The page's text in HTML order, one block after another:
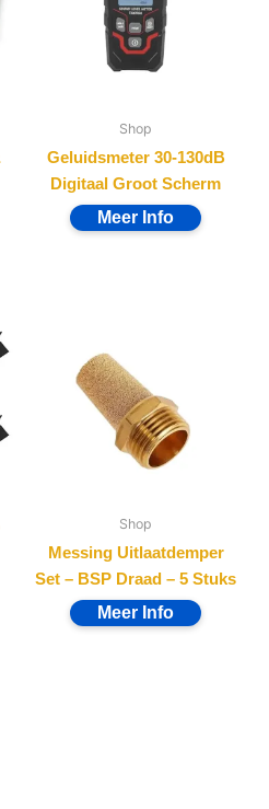
Shop
Geluidsmeter 30-130dB
Digitaal Groot Scherm
Shop
Messing Uitlaatdemper
Set – BSP Draad – 5 Stuks